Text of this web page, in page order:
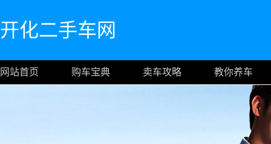
开化二手车网
网站首页 购车宝典 卖车攻略 教你养车